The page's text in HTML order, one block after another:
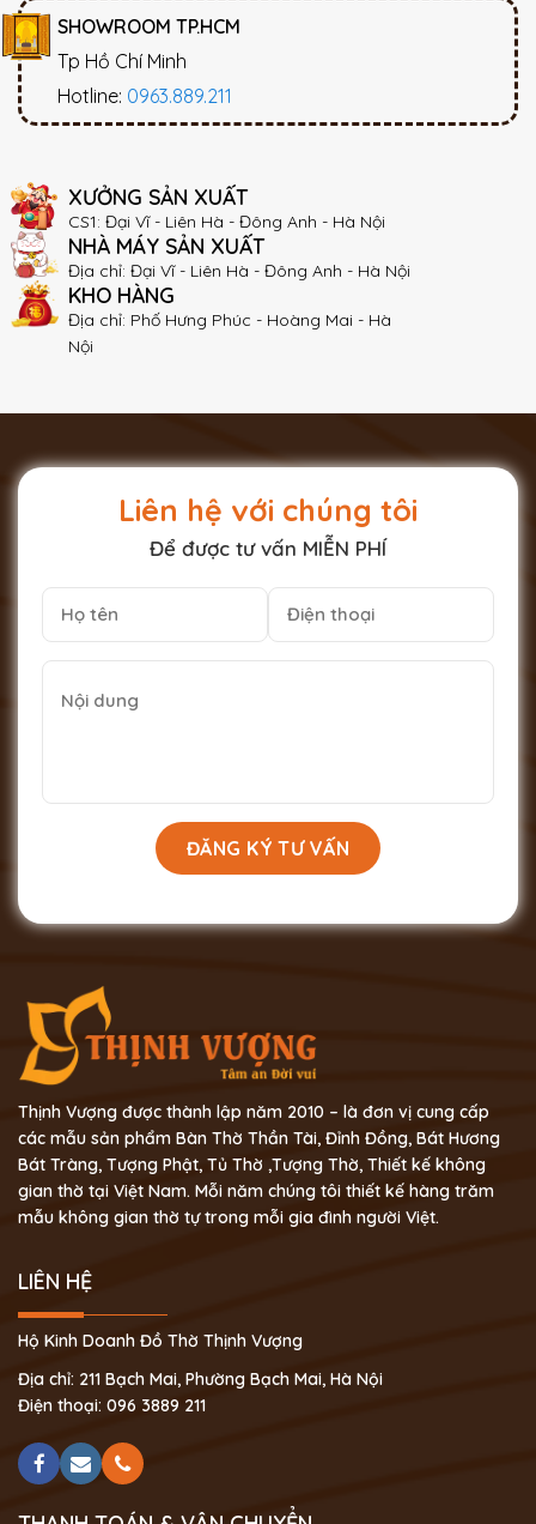
SHOWROOM TP.HCM
Tp Hồ Chí Minh
Hotline: 0963.889.211
XƯỞNG SẢN XUẤT
CS1: Đại Vĩ - Liên Hà - Đông Anh - Hà Nội
NHÀ MÁY SẢN XUẤT
Địa chỉ: Đại Vĩ - Liên Hà - Đông Anh - Hà Nội
KHO HÀNG
Địa chỉ: Phố Hưng Phúc - Hoàng Mai - Hà
Nội
Liên hệ với chúng tôi
Để được tư vấn MIỄN PHÍ
Thịnh Vượng được thành lập năm 2010 – là đơn vị cung cấp
các mẫu sản phẩm Bàn Thờ Thần Tài, Đỉnh Đồng, Bát Hương
Bát Tràng, Tượng Phật, Tủ Thờ ,Tượng Thờ, Thiết kế không
gian thờ tại Việt Nam. Mỗi năm chúng tôi thiết kế hàng trăm
mẫu không gian thờ tự trong mỗi gia đình người Việt.
LIÊN HỆ
Hộ Kinh Doanh Đồ Thờ Thịnh Vượng
Địa chỉ: 211 Bạch Mai, Phường Bạch Mai, Hà Nội
Điện thoại: 096 3889 211